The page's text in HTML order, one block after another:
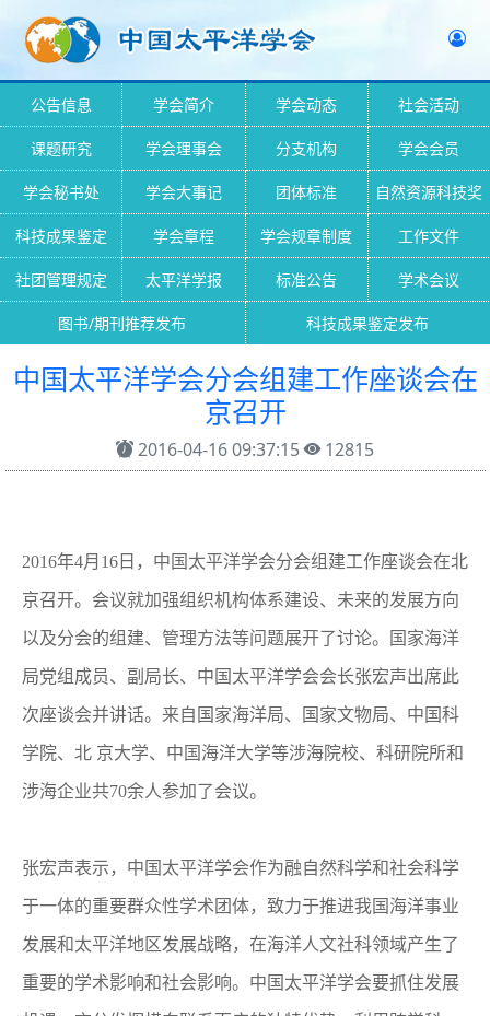
公告信息 学会简介 学会动态 社会活动
课题研究 学会理事会 分支机构 学会会员
学会秘书处 学会大事记 团体标准 自然资源科技奖
科技成果鉴定 学会章程 学会规章制度 工作文件
社团管理规定 太平洋学报 标准公告 学术会议
图书/期刊推荐发布 科技成果鉴定发布
中国太平洋学会分会组建工作座谈会在
京召开
2016-04-16 09:37:15 12815
2016年4月16日，中国太平洋学会分会组建工作座谈会在北
京召开。会议就加强组织机构体系建设、未来的发展方向
以及分会的组建、管理方法等问题展开了讨论。国家海洋
局党组成员、副局长、中国太平洋学会会长张宏声出席此
次座谈会并讲话。来自国家海洋局、国家文物局、中国科
学院、北 京大学、中国海洋大学等涉海院校、科研院所和
涉海企业共70余人参加了会议。
张宏声表示，中国太平洋学会作为融自然科学和社会科学
于一体的重要群众性学术团体，致力于推进我国海洋事业
发展和太平洋地区发展战略，在海洋人文社科领域产生了
重要的学术影响和社会影响。中国太平洋学会要抓住发展